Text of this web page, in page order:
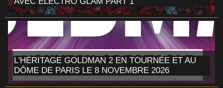
L'HÉRITAGE GOLDMAN 2 EN TOURNÉE ET AU
DÔME DE PARIS LE 8 NOVEMBRE 2026